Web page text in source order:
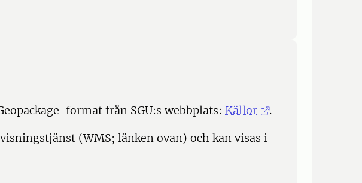
format från SGU:s webbplats: Källor
.
(WMS; länken ovan) och kan visas i